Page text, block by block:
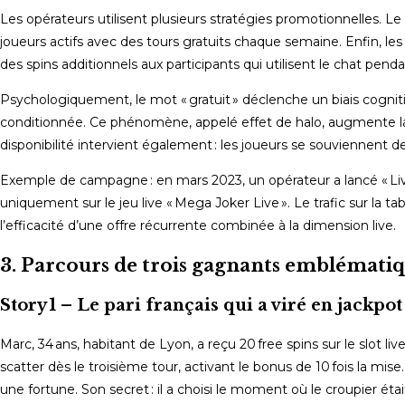
Les opérateurs utilisent plusieurs stratégies promotionnelles.
joueurs actifs avec des tours gratuits chaque semaine. Enfin,
des spins additionnels aux participants qui utilisent le chat
Psychologiquement, le mot « gratuit » déclenche un biais
conditionnée. Ce phénomène, appelé effet de halo, augmente
disponibilité intervient également : les joueurs se souviennent
Exemple de campagne : en mars 2023, un opérateur a lancé «
uniquement sur le jeu live « Mega Joker Live ». Le trafic sur la
l’efficacité d’une offre récurrente combinée à la dimension live.
3. Parcours de trois gagnants
Story 1 – Le pari français qui a viré en jackpot
Marc, 34 ans, habitant de Lyon, a reçu 20 free spins sur le slot
scatter dès le troisième tour, activant le bonus de 10 fois la
une fortune. Son secret : il a choisi le moment où le croupier